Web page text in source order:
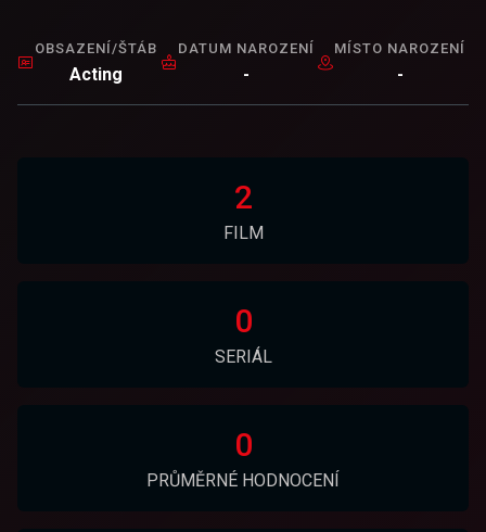
OBSAZENÍ/ŠTÁB
Acting
DATUM NAROZENÍ
-
MÍSTO NAROZENÍ
-
2
FILM
0
SERIÁL
0
PRŮMĚRNÉ HODNOCENÍ